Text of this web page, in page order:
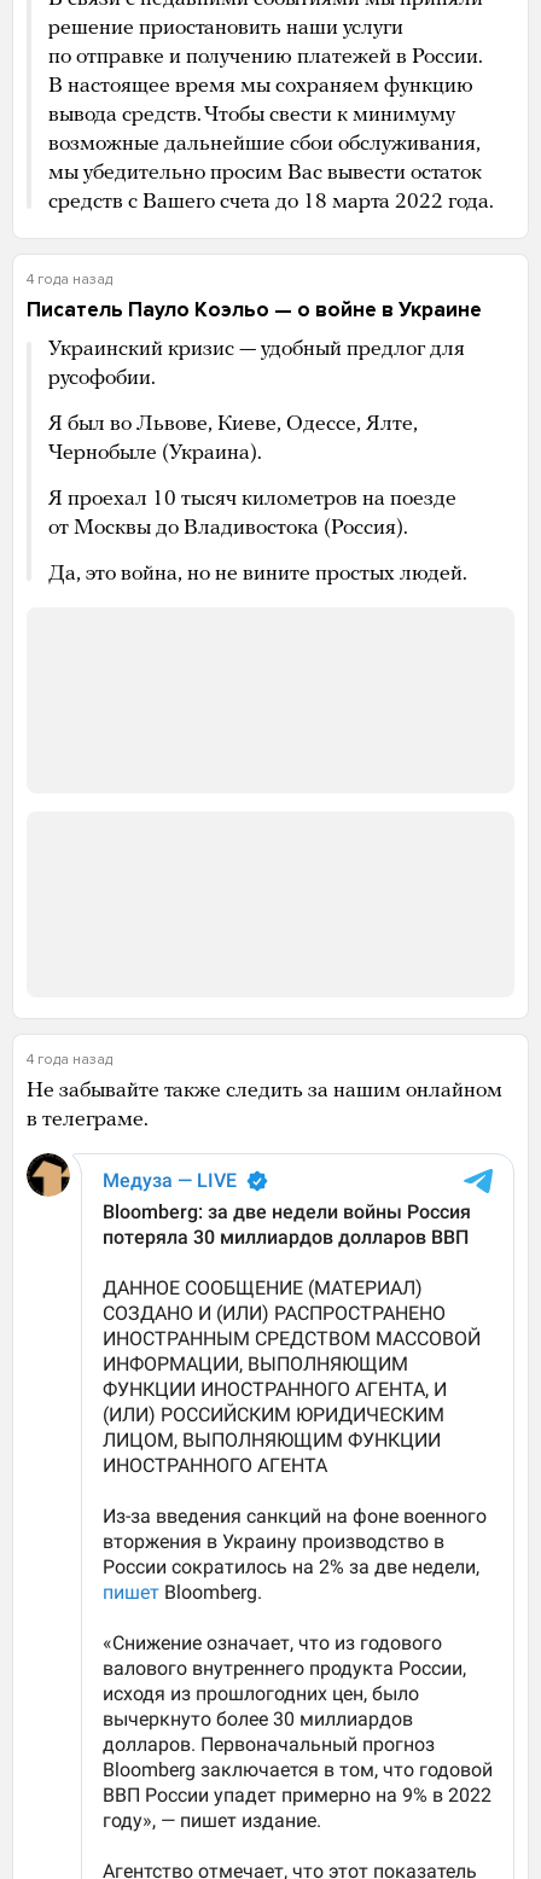
решение приостановить наши услуги
по отправке и получению платежей в России.
В настоящее время мы сохраняем функцию
вывода средств. Чтобы свести к минимуму
возможные дальнейшие сбои обслуживания,
мы убедительно просим Вас вывести остаток
средств с Вашего счета до 18 марта 2022 года.
4 года назад
Писатель Пауло Коэльо — о войне в Украине
Украинский кризис — удобный предлог для
русофобии.
Я был во Львове, Киеве, Одессе, Ялте,
Чернобыле (Украина).
Я проехал 10 тысяч километров на поезде
от Москвы до Владивостока (Россия).
Да, это война, но не вините простых людей.
4 года назад
Не забывайте также следить за нашим онлайном
в телеграме.